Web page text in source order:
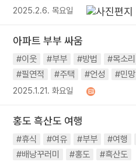
2025.2.6. 목요일
아파트 부부 싸움
#이웃 #부부 #방법 #목소리
#필연적
#주택 #언성 #민망
2025.1.21. 화요일
홍도 흑산도 여행
#휴식 #여유 #부부 #여행
#배낭꾸러미
#홍도 #흑산도